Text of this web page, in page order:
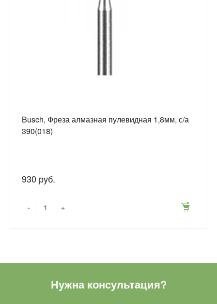
Busch, Фреза алмазная пулевидная 1,8мм, с/а
390(018)
930 руб.
- +
Нужна консультация?